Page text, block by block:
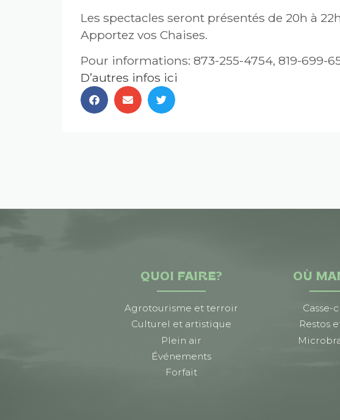
Les spectacles seront présentés de 20h à
Apportez vos Chaises.
Pour informations: 873-255-4754, 819-699-
D’autres infos ici
QUOI FAIRE?
Agrotourisme et terroir
Culturel et artistique
Plein air
Événements
Forfait
OÙ
Casse-
Restos